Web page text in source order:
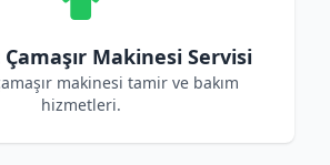
Makinesi Servisi
makinesi tamir ve bakım
hizmetleri.